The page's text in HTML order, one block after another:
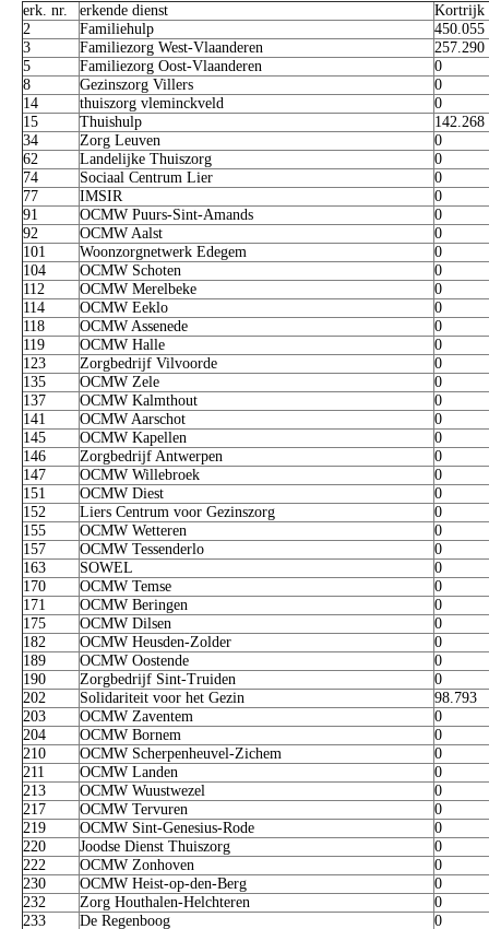
erk. nr. erkende dienst
Kortrijk
2
Familiehulp
450.055
3
Familiezorg West-Vlaanderen
257.290
5
Familiezorg Oost-Vlaanderen
0
8
Gezinszorg Villers
0
14
thuiszorg vleminckveld
0
15
Thuishulp
142.268
34
Zorg Leuven
0
62
Landelijke Thuiszorg
0
74
Sociaal Centrum Lier
0
77
IMSIR
0
91
OCMW Puurs-Sint-Amands
0
92
OCMW Aalst
0
101
Woonzorgnetwerk Edegem
0
104
OCMW Schoten
0
112
OCMW Merelbeke
0
114
OCMW Eeklo
0
118
OCMW Assenede
0
119
OCMW Halle
0
123
Zorgbedrijf Vilvoorde
0
135
OCMW Zele
0
137
OCMW Kalmthout
0
141
OCMW Aarschot
0
145
OCMW Kapellen
0
146
Zorgbedrijf Antwerpen
0
147
OCMW Willebroek
0
151
OCMW Diest
0
152
Liers Centrum voor Gezinszorg
0
155
OCMW Wetteren
0
157
OCMW Tessenderlo
0
163
SOWEL
0
170
OCMW Temse
0
171
OCMW Beringen
0
175
OCMW Dilsen
0
182
OCMW Heusden-Zolder
0
189
OCMW Oostende
0
190
Zorgbedrijf Sint-Truiden
0
202
Solidariteit voor het Gezin
98.793
203
OCMW Zaventem
0
204
OCMW Bornem
0
210
OCMW Scherpenheuvel-Zichem
0
211
OCMW Landen
0
213
OCMW Wuustwezel
0
217
OCMW Tervuren
0
219
OCMW Sint-Genesius-Rode
0
220
Joodse Dienst Thuiszorg
0
222
OCMW Zonhoven
0
230
OCMW Heist-op-den-Berg
0
232
Zorg Houthalen-Helchteren
0
233
De Regenboog
0